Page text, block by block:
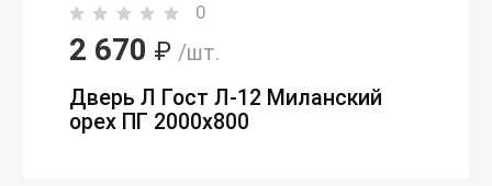
0
2 670 ₽ /шт.
Дверь Л Гост Л-12 Миланский
орех ПГ 2000х800